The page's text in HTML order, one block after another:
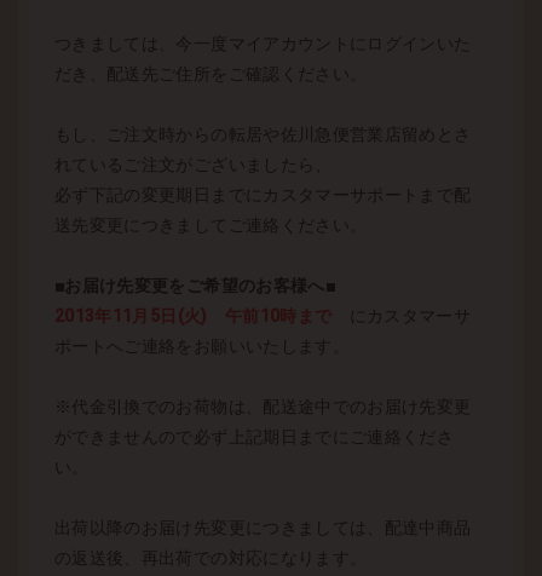
つきましては、今一度マイアカウントにログインいた
だき、配送先ご住所をご確認ください。
もし、ご注文時からの転居や佐川急便営業店留めとさ
れているご注文がございましたら、
必ず下記の変更期日までにカスタマーサポートまで配
送先変更につきましてご連絡ください。
■お届け先変更をご希望のお客様へ■
2013年11月5日(火) 午前10時まで にカスタマーサ
ポートへご連絡をお願いいたします。
※代金引換でのお荷物は、配送途中でのお届け先変更
ができませんので必ず上記期日までにご連絡くださ
出荷以降のお届け先変更につきましては、配達中商品
の返送後、再出荷での対応になります。